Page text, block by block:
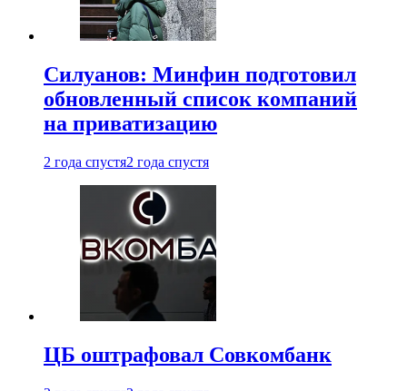
Силуанов: Минфин подготовил
обновленный список компаний
на приватизацию
2 года спустя2 года спустя
ЦБ оштрафовал Совкомбанк